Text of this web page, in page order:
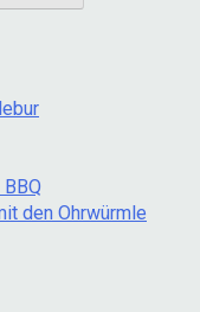
den Ohrwürmle